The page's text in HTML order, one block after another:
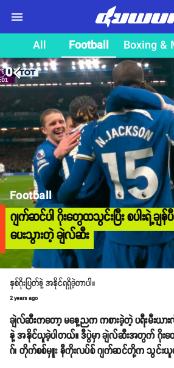
All Football Boxing &
arrow_back_ios
Football
ဂျက်ဆင်ပါ ဂိုးတွေထသွင်းပြီး စပါးရဲ့ခ
ပေးသွားတဲ့ ချဲလ်ဆီး
နှစ်ဂိုးပြတ်နဲ့ အနိုင်ရရှိခဲ့တာပါ။
2 years ago
ချဲလ်ဆီးကတော့ မနေ့ညက ကစားခဲ့တဲ့ ပရီးမီးယား
နဲ့ အနိုင်ယူခဲ့ပါတယ်။ ဒီပွဲမှာ ချဲလ်ဆီးအတွက် ဂိုး
ဂ်၊ တိုက်စစ်မှူး နီကိုးလပ်စ် ဂျက်ဆင်တို့က သွင်းယူ